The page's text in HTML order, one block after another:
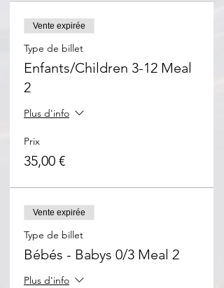
Vente expirée
Type de billet
Enfants/Children 3-12 Meal
2
Plus d'info
Prix
35,00 €
Vente expirée
Type de billet
Bébés - Babys 0/3 Meal 2
Plus d'info